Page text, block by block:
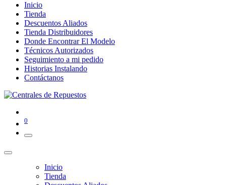
Inicio
Tienda
Descuentos Aliados
Tienda Distribuidores
Donde Encontrar El Modelo
Técnicos Autorizados
Seguimiento a mi pedido
Historias Instalando
Contáctanos
0
Inicio
Tienda